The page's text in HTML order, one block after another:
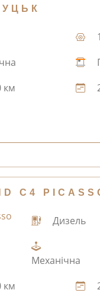
км
C4
Дизель
Механічна
км